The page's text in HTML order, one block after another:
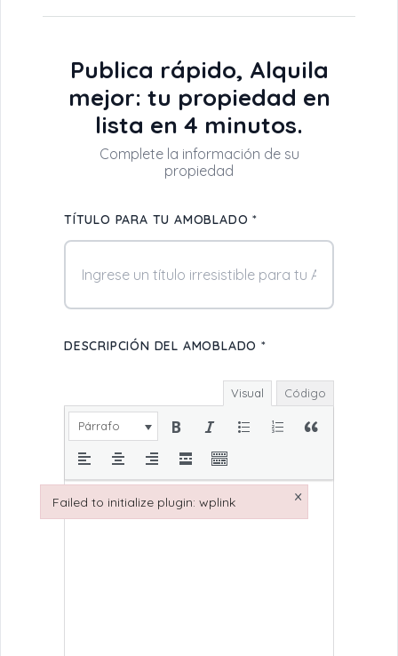
Publica rápido, Alquila
mejor: tu propiedad en
lista en 4 minutos.
TÍTULO PARA TU AMOBLADO *
DESCRIPCIÓN DEL AMOBLADO *
Visual Código
Párrafo
Failed to initialize plugin: wplink ×
Failed to initialize plugin: wplink